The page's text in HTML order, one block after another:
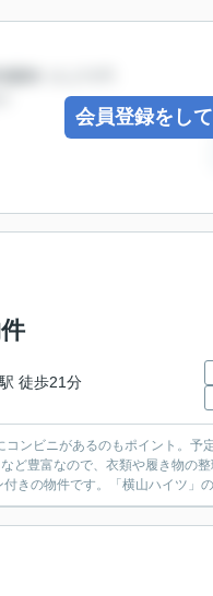
会員登録をし
駅 徒歩21分
ンビニがあるのもポイント。
ど豊富なので、衣類や履き物の
きの物件です。「横山ハイツ」